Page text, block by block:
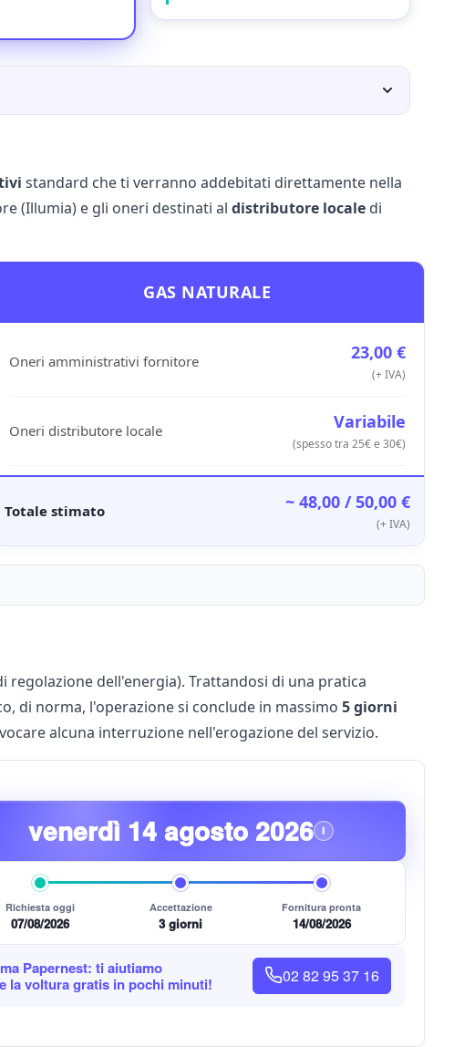
standard che ti verranno addebitati direttamente nella
(Illumia) e gli oneri destinati al distributore localedi
GAS NATURALE
Oneri amministrativi fornitore 23,00 €
(+ IVA)
Oneri distributore locale Variabile
(spesso tra 25€ e 30€)
Totale stimato ~ 48,00 / 50,00 €
(+ IVA)
regolazione dell'energia). Trattandosi di una pratica
di norma, l'operazione si conclude in massimo 5 giorni
alcuna interruzione nell'erogazione del servizio.
venerdì 14 agosto 2026 i
Richiesta oggi
07/08/2026
Accettazione
3 giorni
Fornitura pronta
14/08/2026
Papernest: ti aiutiamo
la voltura gratis in pochi minuti!
02 82 95 37 16